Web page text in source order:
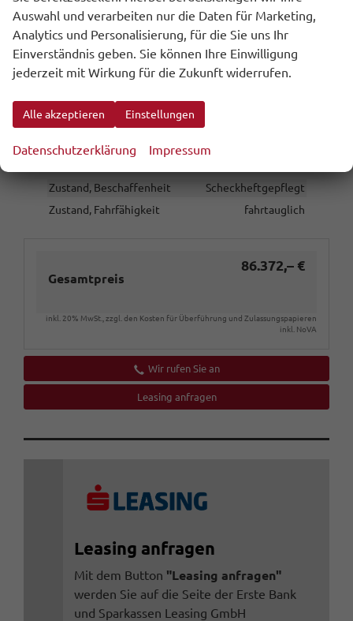
Kilometerstand
10
Lackierung
Metallic
Leergewicht
2478 kg
Nichtraucher-Fahrzeug
vorhanden
Polsterung
Rußpartikelfilter / SCR
Tageszulassung
Zustand, Beschaffenheit
Scheckheftgepflegt
Zustand, Fahrfähigkeit
fahrtauglich
Gesamtpreis
86.372,– €
inkl. 20% MwSt., zzgl. den Kosten für Überführung und Zulassungspapieren
inkl. NoVA
Wir rufen Sie an
Leasing anfragen
Leasing anfragen
Mit dem Button "Leasing anfragen"
werden Sie auf die Seite der Erste Bank
und Sparkassen Leasing GmbH
Auswahl und verarbeiten nur die Daten für Marketing,
Analytics und Personalisierung, für die Sie uns Ihr
Einverständnis geben. Sie können Ihre Einwilligung
jederzeit mit Wirkung für die Zukunft widerrufen.
Alle akzeptieren Einstellungen
Datenschutzerklärung Impressum